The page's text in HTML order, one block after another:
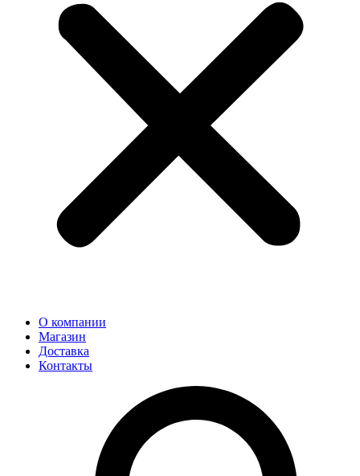
О компании
Магазин
Доставка
Контакты